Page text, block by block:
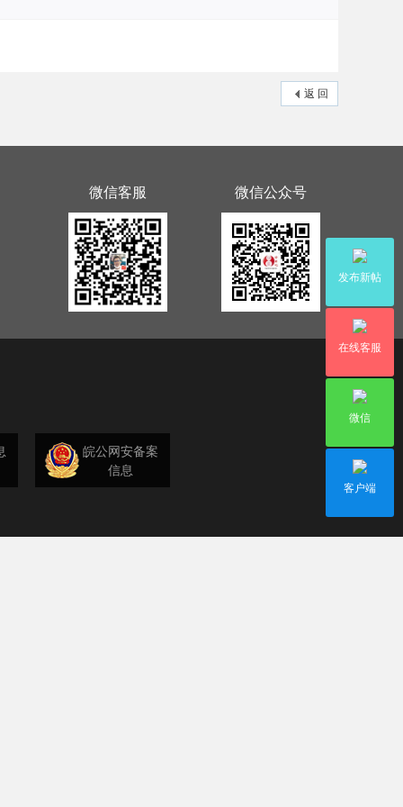
返 回
发布新帖
在线客服
微信
客户端
微信客服 微信公众号
皖公网安备案
信息